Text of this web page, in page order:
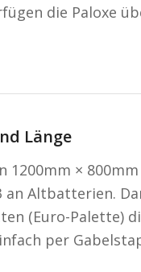
die Paloxe
Länge
1200mm ×
an Altbatterien.
(Euro-Palette)
per